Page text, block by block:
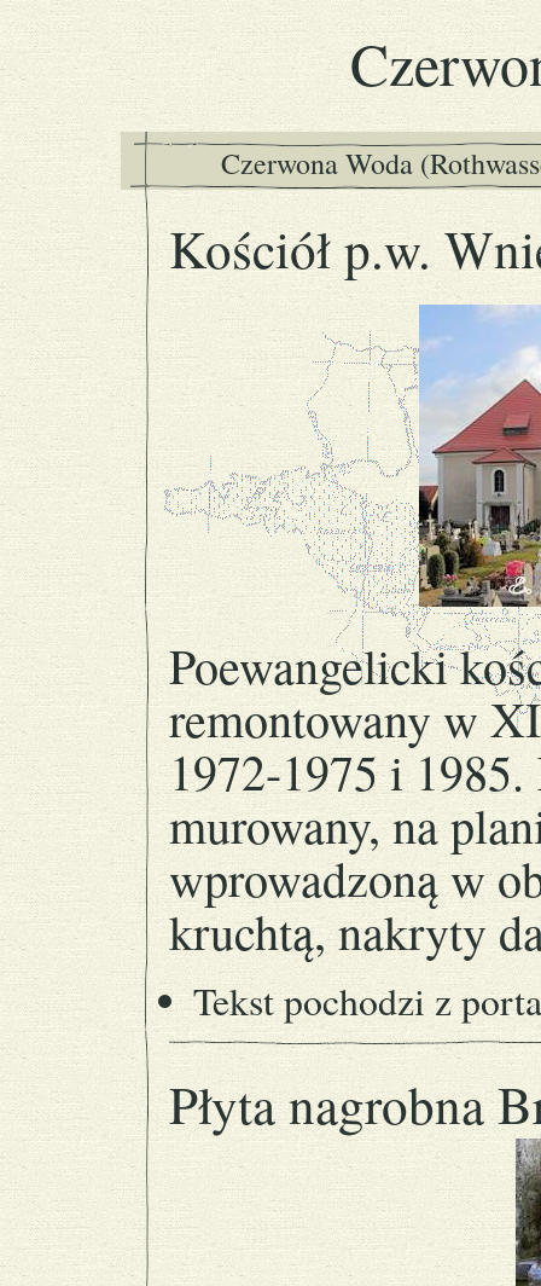
Czerwona Woda
Kościół p.w.
Poewangelicki
remontowany w
1972-1975 i
murowany, na
wprowadzoną w
kruchtą, nakryty
Tekst pochodzi z
Płyta nagrobna